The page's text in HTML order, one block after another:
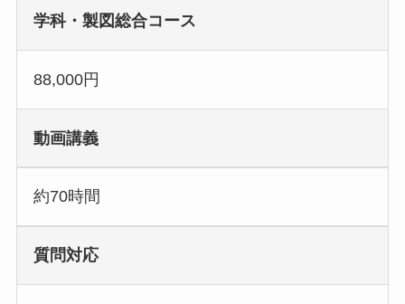
学科・製図総合コース
88,000円
動画講義
約70時間
質問対応